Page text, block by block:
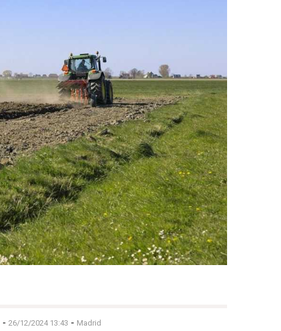
- 26/12/2024 13:43 - Madrid